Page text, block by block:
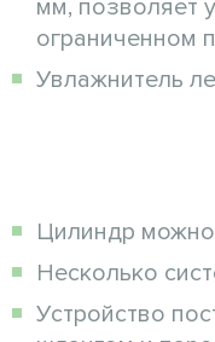
мм, позволяет
ограниченном
Увлажнитель
Цилиндр можно
Несколько
Устройство